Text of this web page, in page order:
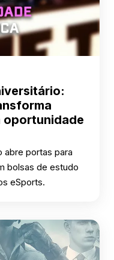
oportunidade
abre portas para
bolsas de estudo
eSports.